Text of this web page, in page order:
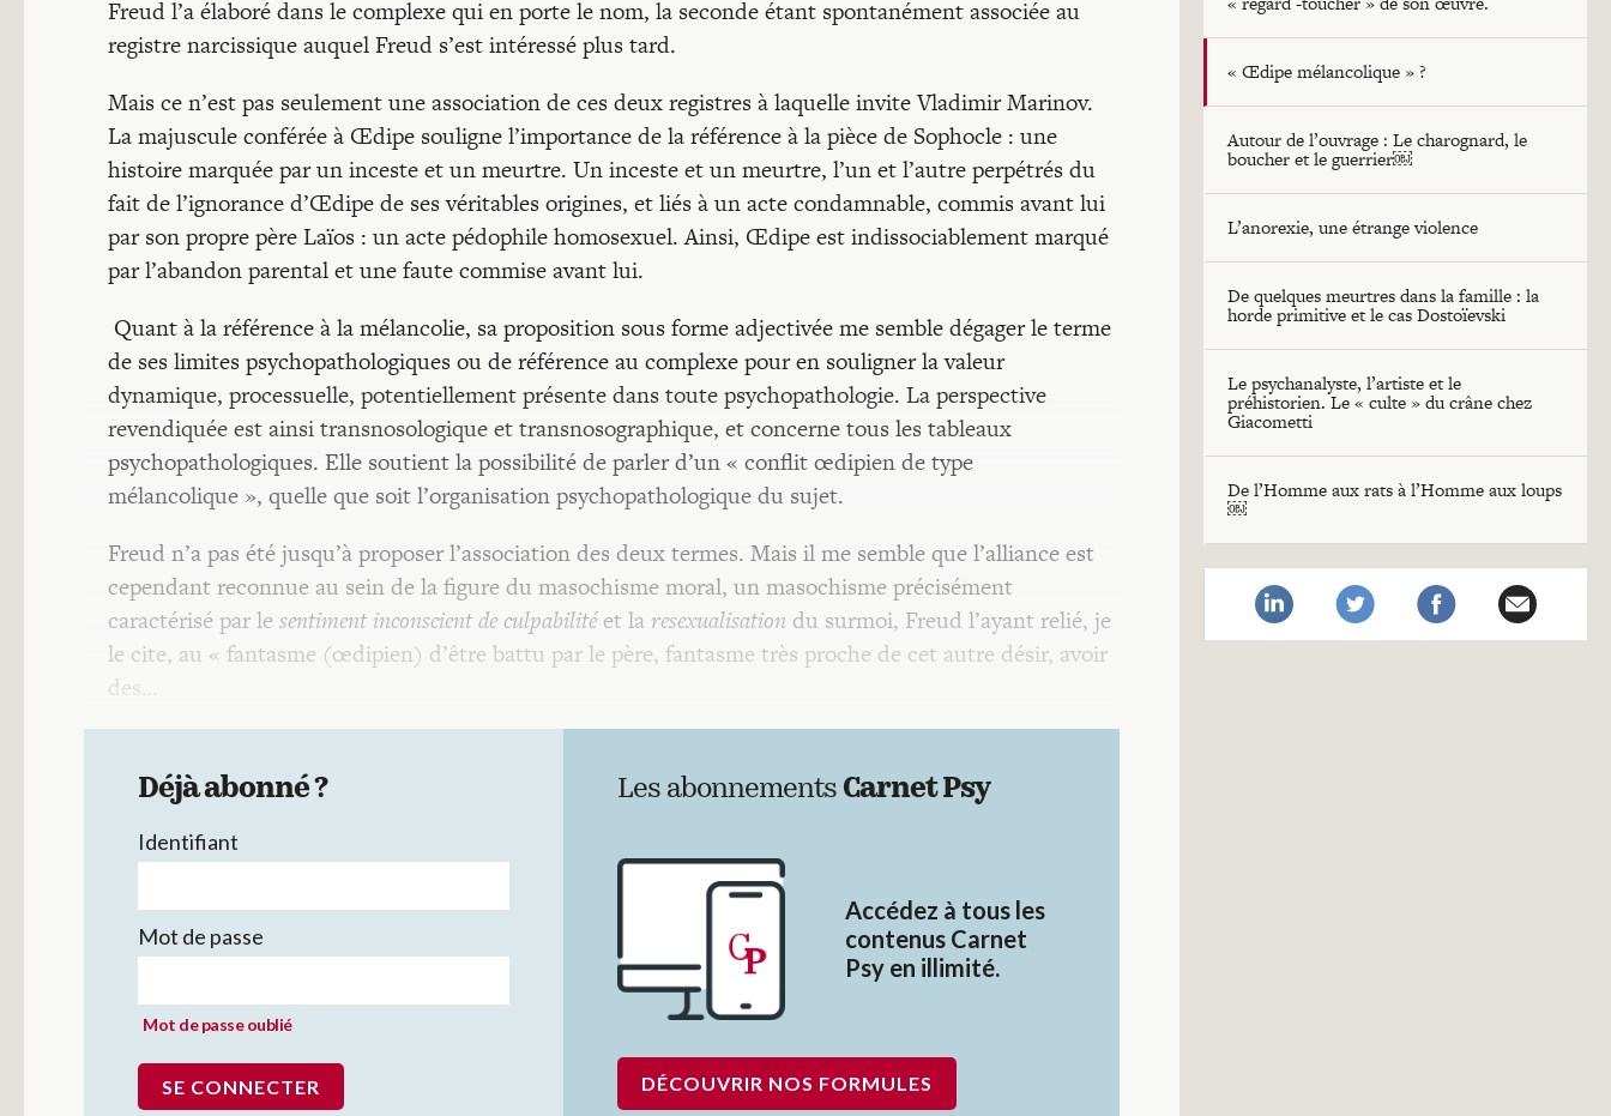
Freud l’a élaboré dans le complexe qui en porte le nom, la seconde étant spontanément associée au
registre narcissique auquel Freud s’est intéressé plus tard.
Mais ce n’est pas seulement une association de ces deux registres à laquelle invite Vladimir Marinov.
La majuscule conférée à Œdipe souligne l’importance de la référence à la pièce de Sophocle : une
histoire marquée par un inceste et un meurtre. Un inceste et un meurtre, l’un et l’autre perpétrés du
fait de l’ignorance d’Œdipe de ses véritables origines, et liés à un acte condamnable, commis avant lui
par son propre père Laïos : un acte pédophile homosexuel. Ainsi, Œdipe est indissociablement marqué
par l’abandon parental et une faute commise avant lui.
Quant à la référence à la mélancolie, sa proposition sous forme adjectivée me semble dégager le terme
de ses limites psychopathologiques ou de référence au complexe pour en souligner la valeur
dynamique, processuelle, potentiellement présente dans toute psychopathologie. La perspective
revendiquée est ainsi transnosologique et transnosographique, et concerne tous les tableaux
psychopathologiques. Elle soutient la possibilité de parler d’un « conflit œdipien de type
mélancolique », quelle que soit l’organisation psychopathologique du sujet.
Freud n’a pas été jusqu’à proposer l’association des deux termes. Mais il me semble que l’alliance est
cependant reconnue au sein de la figure du masochisme moral, un masochisme précisément
caractérisé par le sentiment inconscient de culpabilitéet la resexualisation du surmoi, Freud l’ayant relié, je
le cite, au « fantasme (œdipien) d’être battu par le père, fantasme très proche de cet autre désir, avoir
des…
Déjà abonné ?
Identifiant
Mot de passe
Mot de passe oublié
Les abonnements Carnet Psy
Accédez à tous les
contenus Carnet
Psy en illimité.
DÉCOUVRIR NOS FORMULES
« Œdipe mélancolique » ?
Autour de l’ouvrage : Le charognard, le
boucher et le guerrier￼
L’anorexie, une étrange violence
De quelques meurtres dans la famille : la
horde primitive et le cas Dostoïevski
Le psychanalyste, l’artiste et le
préhistorien. Le « culte » du crâne chez
Giacometti
De l’Homme aux rats à l’Homme aux loups
￼